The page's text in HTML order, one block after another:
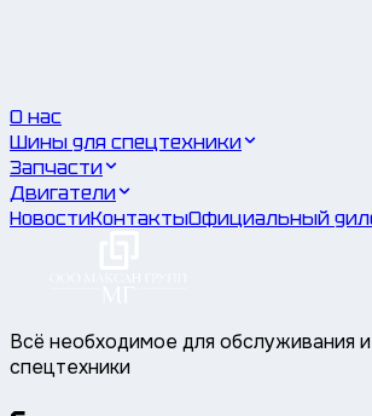
О нас
Шины для спецтехники
Запчасти
Двигатели
НовостиКонтактыОфициальный
Всё необходимое для обслуживания
спецтехники